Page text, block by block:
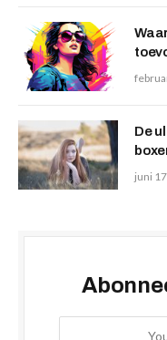
De
juni